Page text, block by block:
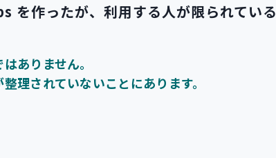
を作ったが、 利用する人が限られている
ありません。
整理されていないことにあります。